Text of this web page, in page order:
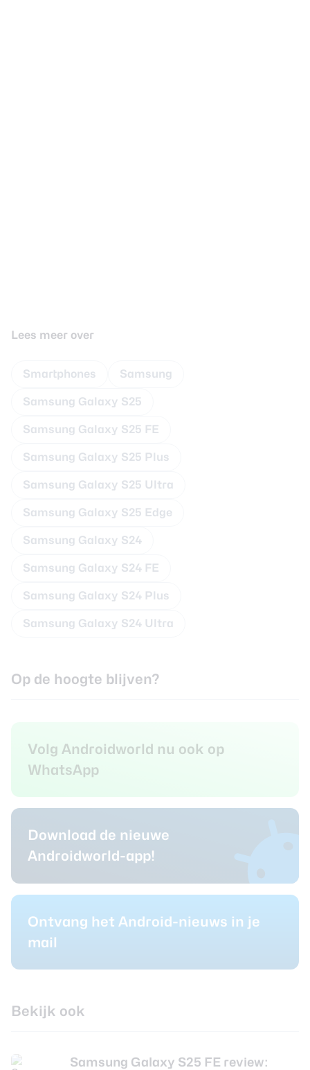
Lees meer over
Smartphones Samsung
Samsung Galaxy S25
Samsung Galaxy S25 FE
Samsung Galaxy S25 Plus
Samsung Galaxy S25 Ultra
Samsung Galaxy S25 Edge
Samsung Galaxy S24
Samsung Galaxy S24 FE
Samsung Galaxy S24 Plus
Samsung Galaxy S24 Ultra
Op de hoogte blijven?
Volg Androidworld nu ook op
WhatsApp
Download de nieuwe
Androidworld-app!
Ontvang het Android-nieuws in je
mail
Bekijk ook
Samsung Galaxy S25 FE review: